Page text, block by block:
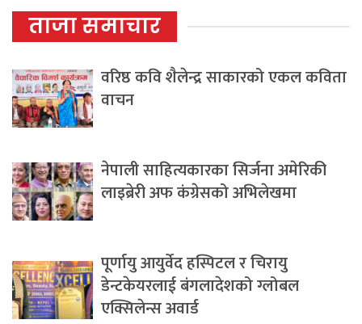
ताजा समाचार
वरिष्ठ कवि शैलेन्द्र साकारको एकल कविता
वाचन
नेपाली साहित्यकारका सिर्जना अमेरिकी
लाइब्रेरी अफ कंग्रेसको अभिलेखमा
पूर्णायु आयुर्वेद हस्पिटल र चिरायु
डेन्टकेयरलाई बंगलादेशको ग्लोबल
एक्सिलेन्स अवार्ड